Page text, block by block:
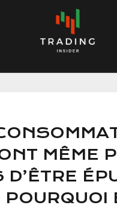
MÊME
D’ÊTRE
POURQUOI